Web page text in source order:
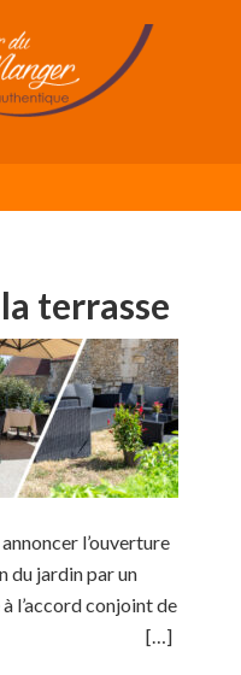
terrasse
l’ouverture
du jardin par un
l’accord conjoint de
[…]